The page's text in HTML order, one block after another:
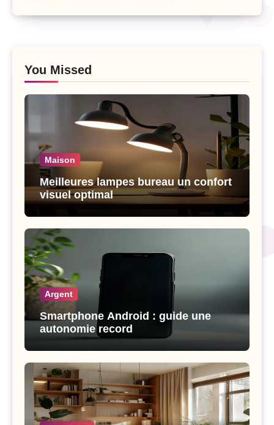
You Missed
Maison
Meilleures lampes bureau un confort
visuel optimal
Argent
Smartphone Android : guide une
autonomie record